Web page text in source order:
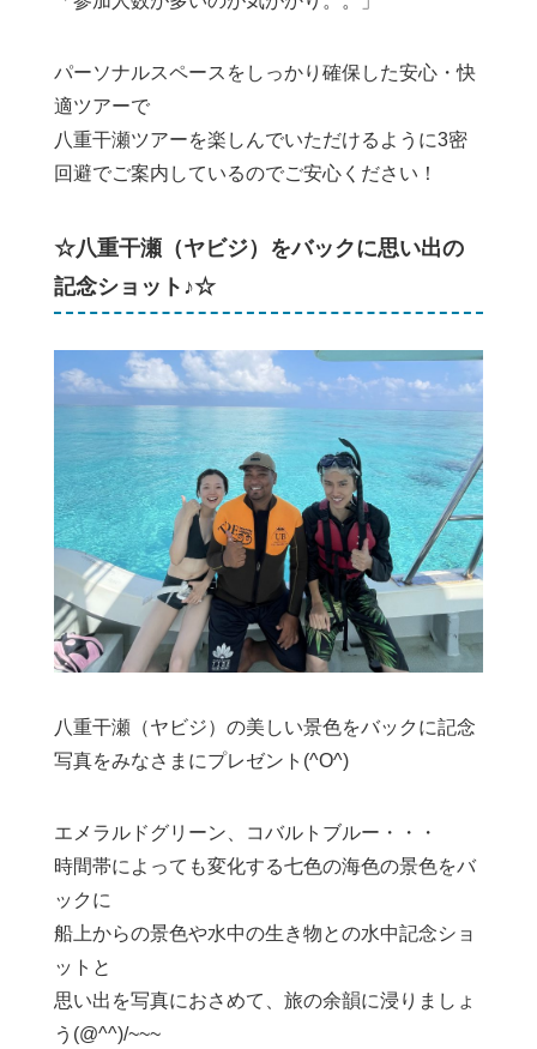
パーソナルスペースをしっかり確保した安心・快
適ツアーで
八重干瀬ツアーを楽しんでいただけるように3密
回避でご案内しているのでご安心ください！
☆八重干瀬（ヤビジ）をバックに思い出の
記念ショット♪☆
八重干瀬（ヤビジ）の美しい景色をバックに記念
写真をみなさまにプレゼント(^O^)
エメラルドグリーン、コバルトブルー・・・
時間帯によっても変化する七色の海色の景色をバ
ックに
船上からの景色や水中の生き物との水中記念ショ
ットと
思い出を写真におさめて、旅の余韻に浸りましょ
う(@^^)/~~~